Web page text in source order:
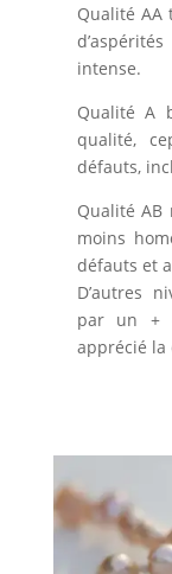
Qualité
intense.
Qualité A
qualité,
défauts,
Qualité
moins
défauts et
D’autres
par un +
apprécié